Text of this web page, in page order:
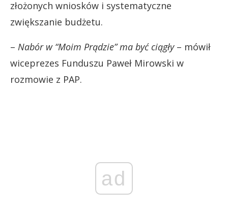
złożonych wniosków i systematyczne
zwiększanie budżetu.
– Nabór w “Moim Prądzie” ma być ciągły– mówił
wiceprezes Funduszu Paweł Mirowski w
rozmowie z PAP.
ad